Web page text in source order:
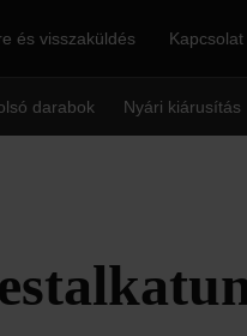
és visszaküldés Kapcsolat
darabok Nyári kiárusítás